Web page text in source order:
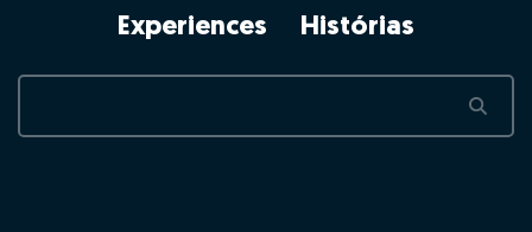
Experiences
Histórias